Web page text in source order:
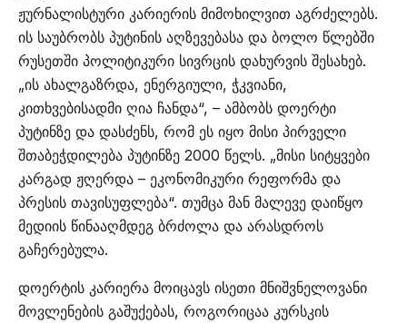
ჟურნალისტური კარიერის მიმოხილვით აგრძელებს.
ის საუბრობს პუტინის აღზევებასა და ბოლო წლებში
რუსეთში პოლიტიკური სივრცის დახურვის შესახებ.
„ის ახალგაზრდა, ენერგიული, ჭკვიანი,
კითხვებისადმი ღია ჩანდა“, – ამბობს დოერტი
პუტინზე და დასძენს, რომ ეს იყო მისი პირველი
შთაბეჭდილება პუტინზე 2000 წელს. „მისი სიტყვები
კარგად ჟღერდა – ეკონომიკური რეფორმა და
პრესის თავისუფლება“. თუმცა მან მალევე დაიწყო
მედიის წინააღმდეგ ბრძოლა და არასდროს
გაჩერებულა.
დოერტის კარიერა მოიცავს ისეთი მნიშვნელოვანი
მოვლენების გაშუქებას, როგორიცაა კურსკის